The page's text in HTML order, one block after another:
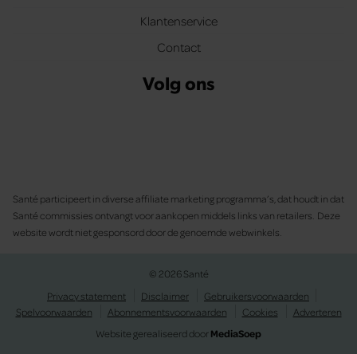
Klantenservice
Contact
Volg ons
Santé participeert in diverse affiliate marketing programma’s, dat houdt in dat
Santé commissies ontvangt voor aankopen middels links van retailers. Deze
website wordt niet gesponsord door de genoemde webwinkels.
© 2026 Santé
Privacy statement
Disclaimer
Gebruikersvoorwaarden
Spelvoorwaarden
Abonnementsvoorwaarden Cookies
Adverteren
Website gerealiseerd doorMediaSoep